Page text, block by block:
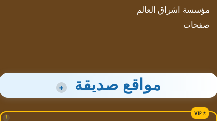
مؤسسة اشراق العالم
صفحات
مواقع صديقة +
!